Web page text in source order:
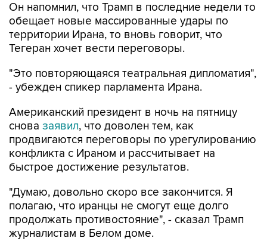
Он напомнил, что Трамп в последние недели то
обещает новые массированные удары по
территории Ирана, то вновь говорит, что
Тегеран хочет вести переговоры.
"Это повторяющаяся театральная дипломатия",
- убежден спикер парламента Ирана.
Американский президент в ночь на пятницу
снова заявил, что доволен тем, как
продвигаются переговоры по урегулированию
конфликта с Ираном и рассчитывает на
быстрое достижение результатов.
"Думаю, довольно скоро все закончится. Я
полагаю, что иранцы не смогут еще долго
продолжать противостояние", - сказал Трамп
журналистам в Белом доме.